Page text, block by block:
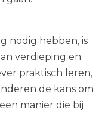
nodig hebben, is
verdieping en
praktisch leren,
de kans om
manier die bij